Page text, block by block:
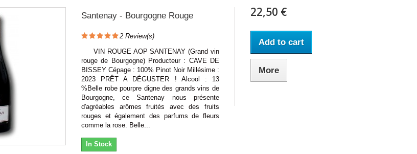
Santenay - Bourgogne Rouge
2Review(s)
VIN ROUGE AOP SANTENAY (Grand vin
rouge de Bourgogne) Producteur : CAVE DE
BISSEY Cépage : 100% Pinot Noir Millésime :
2023 PRÊT A DÉGUSTER ! Alcool : 13
%Belle robe pourpre digne des grands vins de
Bourgogne, ce Santenay nous présente
d'agréables arômes fruités avec des fruits
rouges et également des parfums de fleurs
comme la rose. Belle...
In Stock
22,50 €
Add to cart
More